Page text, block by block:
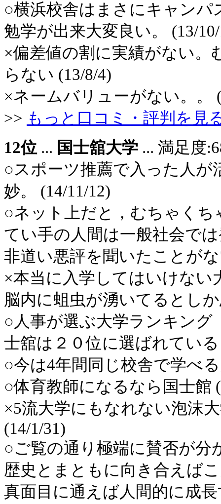
○横浜校舎はまさにキャンパ
勉学が出来大変良い。 (13/
×偏差値の割に実績がない
らない (13/8/4)
×ネームバリューがない。。
>> もっと口コミ・評判を見
12位 ... 国士舘大学 ... 満足度
○スポーツ推薦で入った人が
妙。 (14/11/12)
○ネット上だと，むちゃく
てい手の人間は一般社会で
非道い悪評を聞いたことが
×本当に入学してはいけな
脳内に蛆虫が湧いてるとし
○人事が選ぶ大学ランキング
士舘は２０位に選ばれている
○今は4年間同じ校舎で学べ
○体育教師になるなら国士館
×5流大学にもなれない泡沫
(14/1/31)
○ご覧の通り極端に賛否が分
歴史とまともに向き合えば
真面目に通えば人間的に成